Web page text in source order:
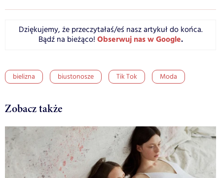
Dziękujemy, że przeczytałaś/eś nasz artykuł do końca.
Bądź na bieżąco! Obserwuj nas w Google.
bielizna biustonosze Tik Tok Moda
Zobacz także